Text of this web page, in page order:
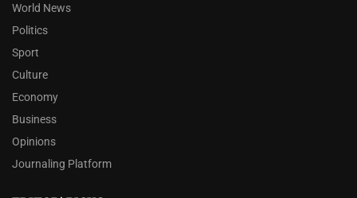
World News
Politics
Sport
Culture
Economy
Business
Opinions
Journaling Platform